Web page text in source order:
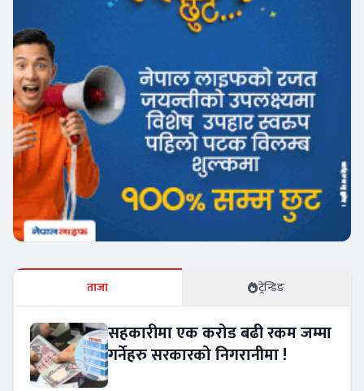
ताजा ट्रेन्डिङ
सहकारीमा एक करोड बढी रकम जम्मा
गर्नेहरु सरकारको निगरानीमा !